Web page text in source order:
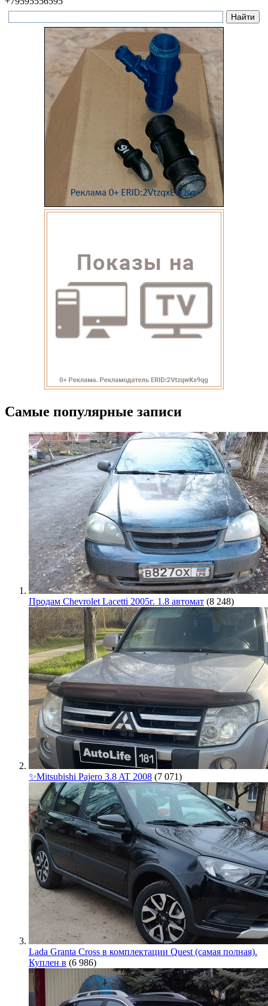
Самые популярные записи
Продам Chevrolet Lacetti 2005г. 1.8 автомат (8 248)
✨Mitsubishi Pajero 3.8 AT 2008 (7 071)
Lada Granta Cross в комплектации Quest (самая полная).
Куплен в (6 986)